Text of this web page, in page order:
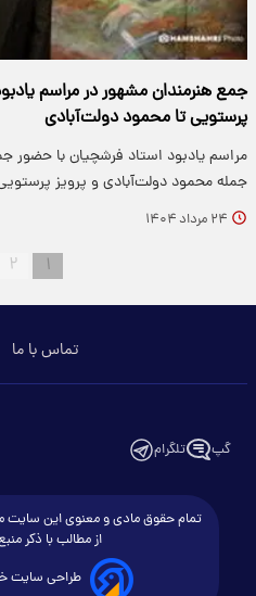
جمع هنرمندان مشهور در مراسم
پرستویی تا محمود دولت‌آبادی
مراسم یادبود استاد فرشچیان با حضور
جمله محمود دولت‌آبادی و پرویز
۲۴ مرداد ۱۴۰۴
۱ ۲
تماس با ما
گپ تلگرام
تمام حقوق مادی و معنوی این سایت
از مطالب با ذکر
طراحی سایت